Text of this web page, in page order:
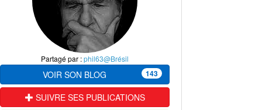
Partagé par :phil63@Brésil
VOIR SON BLOG 143
SUIVRE SES PUBLICATIONS